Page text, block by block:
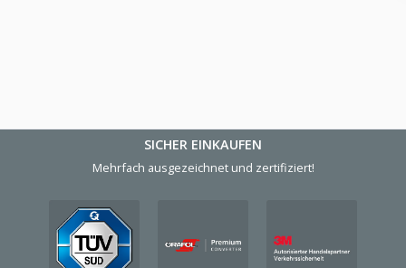
SICHER EINKAUFEN
Mehrfach ausgezeichnet und zertifiziert!